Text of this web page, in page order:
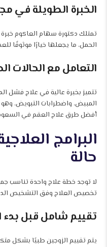
الخبرة الطويلة في
الحمل، ما يجعلها خيارًا موثوقًا
التعامل مع الحالات
تتميز بخبرة عالية في علاج فشل
المبيض، واضطرابات التبويض،
أفضل طرق علاج العقم في
البرامج
حالة
لا توجد خطة علاج واحدة تناسب
تخصيص العلاج وفق التشخيص
تقييم شامل قبل بدء
يتم تقييم الزوجين طبيًا بشكل